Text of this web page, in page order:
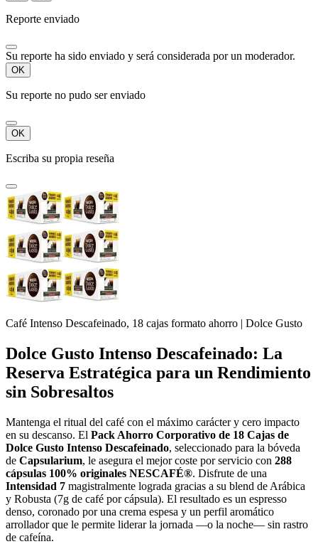
Reporte enviado
Su reporte ha sido enviado y será considerada por un moderador.
OK
Su reporte no pudo ser enviado
OK
Escriba su propia reseña
Café Intenso Descafeinado, 18 cajas formato ahorro | Dolce Gusto
Dolce Gusto Intenso Descafeinado: La
Reserva Estratégica para un Rendimiento
sin Sobresaltos
Mantenga el ritual del café con el máximo carácter y cero impacto
en su descanso. El Pack Ahorro Corporativo de 18 Cajas de
Dolce Gusto Intenso Descafeinado, seleccionado para la bóveda
de Capsularium, le asegura el mejor coste por servicio con 288
cápsulas 100% originales NESCAFÉ®. Disfrute de una
Intensidad 7 magistralmente lograda gracias a su blend de Arábica
y Robusta (7g de café por cápsula). El resultado es un espresso
denso, coronado por una crema espesa y un perfil aromático
arrollador que le permite liderar la jornada —o la noche— sin rastro
de cafeína.